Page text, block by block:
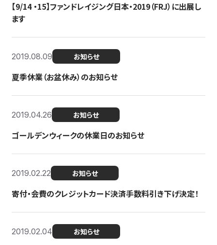
【9/14 ・15】ファンドレイジング日本・2019（FRJ）に出展し
ます
2019.08.09 お知らせ
夏季休業（お盆休み）のお知らせ
2019.04.26 お知らせ
ゴールデンウィークの休業日のお知らせ
2019.02.22 お知らせ
寄付・会費のクレジットカード決済手数料引き下げ決定！
2019.02.04 お知らせ